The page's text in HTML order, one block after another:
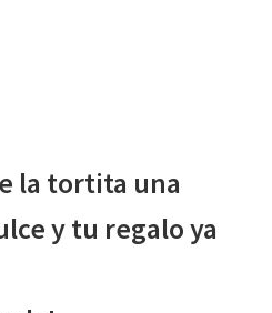
la tortita una
y tu regalo ya